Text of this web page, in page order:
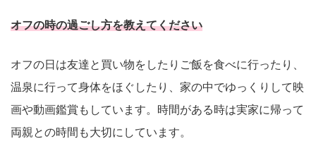
オフの時の過ごし方を教えてください
オフの日は友達と買い物をしたりご飯を食べに行ったり、
温泉に行って身体をほぐしたり、家の中でゆっくりして映
画や動画鑑賞もしています。時間がある時は実家に帰って
両親との時間も大切にしています。